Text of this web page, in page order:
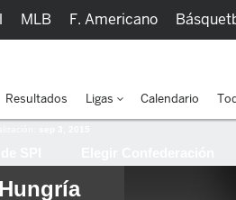
Hungría
MLB F. Americano
Resultados Ligas Calendario